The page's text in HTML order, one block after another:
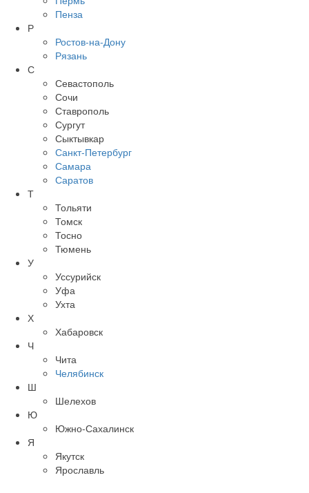
Пенза
Р
Ростов-на-Дону
Рязань
С
Севастополь
Сочи
Ставрополь
Сургут
Сыктывкар
Санкт-Петербург
Самара
Саратов
Т
Тольяти
Томск
Тосно
Тюмень
У
Уссурийск
Уфа
Ухта
Х
Хабаровск
Ч
Чита
Челябинск
Ш
Шелехов
Ю
Южно-Сахалинск
Я
Якутск
Ярославль